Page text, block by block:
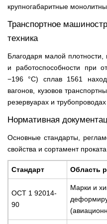
крупногабаритные
Транспортное
техника
Благодаря малой плотности,
и работоспособности при
−196 °С) сплав 1561
вагонов, кузовов
резервуарах и
Нормативная
Основные стандарты,
свойства и сортамент
Стандарт Область
ОСТ 1 92014-
90
Марки и